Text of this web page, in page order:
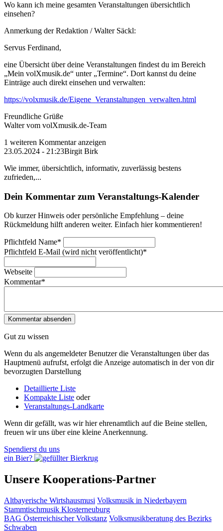
Wo kann ich meine gesamten Veranstaltungen übersichtlich
einsehen?
Anmerkung der Redaktion /Walter Säckl:
Servus Ferdinand,
eine Übersicht über deine Veranstaltungen findest du im Bereich
„Mein volXmusik.de“ unter „Termine“. Dort kannst du deine
Einträge auch direkt einsehen und verwalten:
https://volxmusik.de/Eigene_Veranstaltungen_verwalten.html
Freundliche Grüße
Walter vom volXmusik.de-Team
1 weiteren Kommentar anzeigen
23.05.2024 - 21:23Birgit Birk
Wie immer, übersichtlich, informativ, zuverlässig bestens
zufrieden,...
Dein Kommentar zum Veranstaltungs-Kalender
Ob kurzer Hinweis oder persönliche Empfehlung – deine
Rückmeldung hilft anderen weiter. Einfach hier kommentieren!
Pflichtfeld Name*
Pflichtfeld E-Mail (wird nicht veröffentlicht)*
Webseite
Kommentar*
Gut zu wissen
Wenn du als angemeldeter Benutzer die Veranstaltungen über das
Hauptmenü aufrufst, erfolgt die Anzeige automatisch in der von dir
bevorzugten Darstellung
Detaillierte Liste
Kompakte Liste oder
Veranstaltungs-Landkarte
Wenn dir gefällt, was wir hier ehrenamtlich auf die Beine stellen,
freuen wir uns über eine kleine Anerkennung.
Spendierst du uns
ein Bier?
Unsere Kooperations-Partner
Altbayerische Wirtshausmusi Volksmusik in Niederbayern
Stammtischmusik Klosterneuburg
BAG Österreichischer Volkstanz Volksmusikberatung des Bezirks
Schwaben